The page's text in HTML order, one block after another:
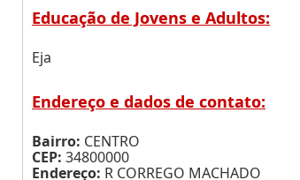
Educação de Jovens e Adultos:
Eja
Endereço e dados de contato:
Bairro: CENTRO
CEP: 34800000
Endereço: R CORREGO MACHADO